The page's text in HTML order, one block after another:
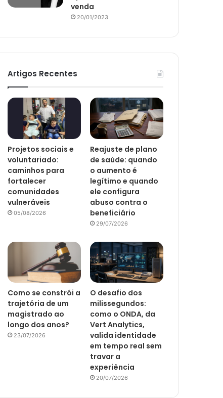
venda
20/01/2023
Artigos Recentes
Projetos sociais e
voluntariado:
caminhos para
fortalecer
comunidades
vulneráveis
05/08/2026
Reajuste de plano
de saúde: quando
o aumento é
legítimo e quando
ele configura
abuso contra o
beneficiário
29/07/2026
Como se constrói a
trajetória de um
magistrado ao
longo dos anos?
23/07/2026
O desafio dos
milissegundos:
como o ONDA, da
Vert Analytics,
valida identidade
em tempo real sem
travar a
experiência
20/07/2026